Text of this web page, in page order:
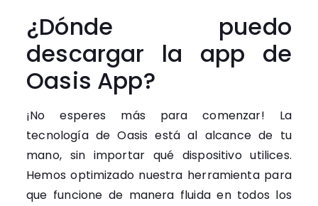
¿Dónde puedo
descargar la app de
Oasis App?
¡No esperes más para comenzar! La
tecnología de Oasis está al alcance de tu
mano, sin importar qué dispositivo utilices.
Hemos optimizado nuestra herramienta para
que funcione de manera fluida en todos los